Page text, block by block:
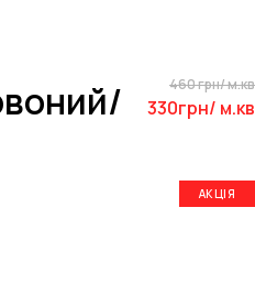
460 грн/ м.кв
330грн/ м.кв
АКЦІЯ